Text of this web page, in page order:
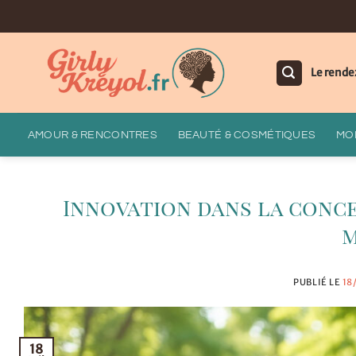
au
Le
AMOUR & RENCONTRES BEAUTÉ & COSMÉTIQUES
Innovation dans la
PUBLIÉ LE
18